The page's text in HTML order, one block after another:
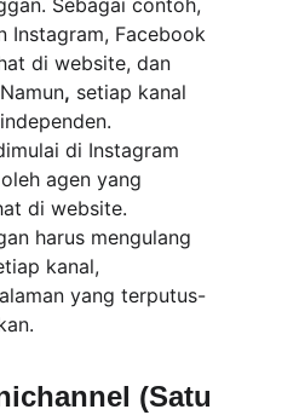
Sebagai contoh,
Instagram, Facebook
di website, dan
, setiap kanal
di Instagram
agen yang
di website.
harus mengulang
kanal,
yang terputus-
(Satu